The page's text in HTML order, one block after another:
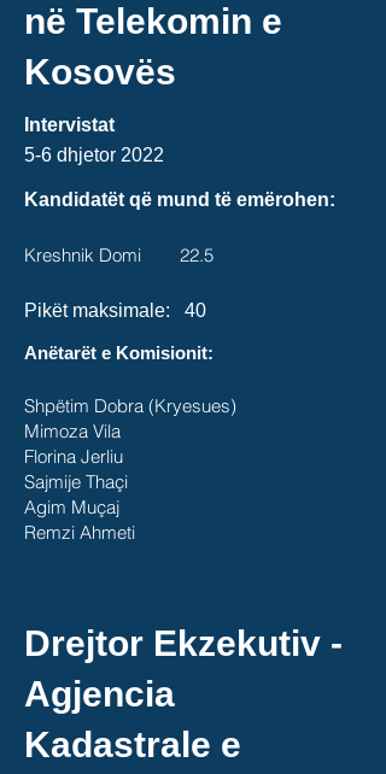
në Telekomin e
Kosovës
Intervistat
5-6 dhjetor 2022
Kandidatët që mund të emërohen:
Kreshnik Domi 22.5
Pikët maksimale: 40
Anëtarët e Komisionit:
Shpëtim Dobra (Kryesues)
Mimoza Vila
Florina Jerliu
Sajmije Thaçi
Agim Muçaj
Remzi Ahmeti
Drejtor Ekzekutiv -
Agjencia
Kadastrale e